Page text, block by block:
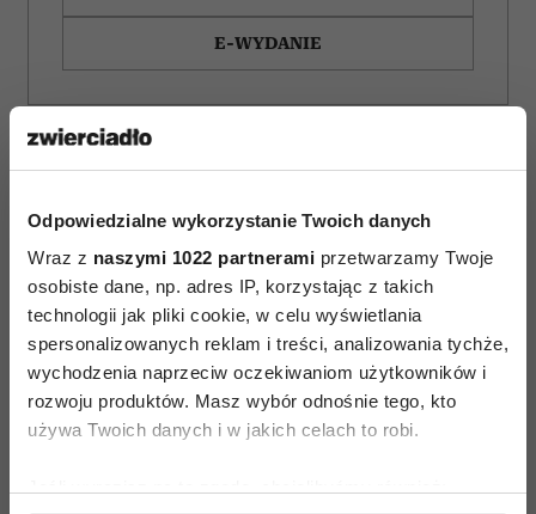
Odpowiedzialne wykorzystanie Twoich danych
Wraz z naszymi 1022 partnerami przetwarzamy Twoje
osobiste dane, np. adres IP, korzystając z takich
technologii jak pliki cookie, w celu wyświetlania
spersonalizowanych reklam i treści, analizowania tychże,
wychodzenia naprzeciw oczekiwaniom użytkowników i
rozwoju produktów. Masz wybór odnośnie tego, kto
używa Twoich danych i w jakich celach to robi.
E-WYDANIE
w języku polskim.
o dekady młodsze,